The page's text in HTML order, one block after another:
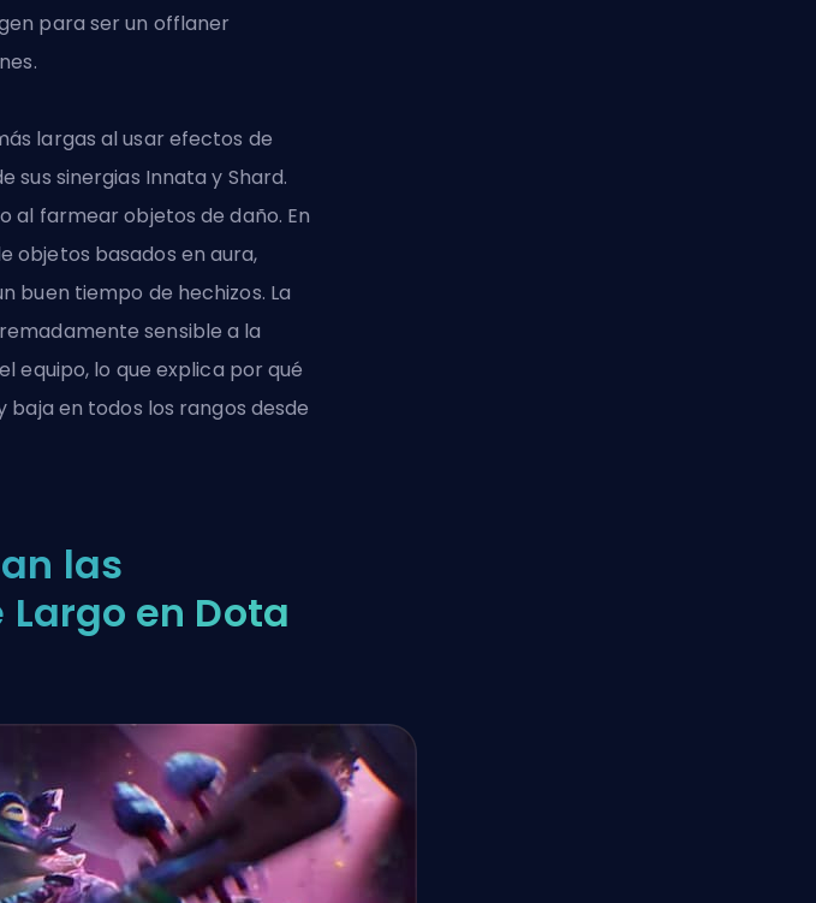
para ser un offlaner
largas al usar efectos de
sus sinergias Innata y Shard.
al farmear objetos de daño. En
objetos basados en aura,
buen tiempo de hechizos. La
sensible a la
equipo, lo que explica por qué
baja en todos los rangos desde
las
en Dota